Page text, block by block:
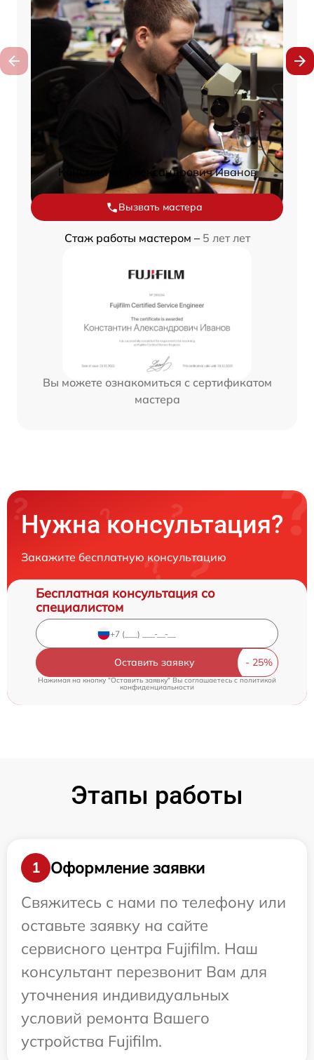
Константин Александрович Иванов
Вызвать мастера
Стаж работы мастером – 5 лет лет
Вы можете ознакомиться с сертификатом
мастера
Нужна консультация?
Закажите бесплатную консультацию
Бесплатная консультация со
специалистом
Оставить заявку
Нажимая на кнопку "Оставить заявку" Вы соглашаетесь c политикой
конфиденциальности
Этапы работы
1
Оформление заявки
Свяжитесь с нами по телефону или
оставьте заявку на сайте
сервисного центра Fujifilm. Наш
консультант перезвонит Вам для
уточнения индивидуальных
условий ремонта Вашего
устройства Fujifilm.